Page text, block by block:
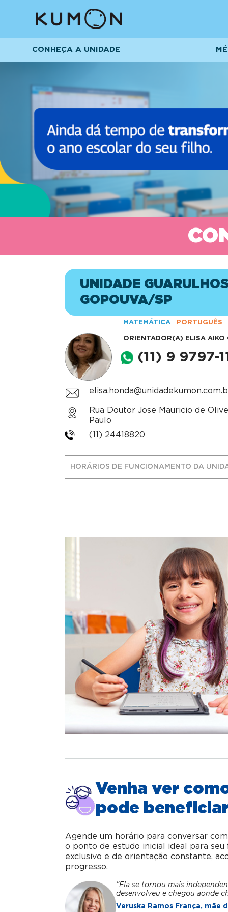
CONHEÇA A UNIDADE
UNIDADE
GOPOUVA/SP
MATEMÁTICA PORTUGUÊS
ORIENTADOR(A) ELISA AIKO
(11) 9 9797-
Rua Doutor Jose Mauricio de
Paulo
(11) 24418820
HORÁRIOS DE FUNCIONAMENTO DA
Venha ver
pode
Agende um horário para conversar
o ponto de estudo inicial ideal para
exclusivo e de orientação constante,
progresso.
"Ela se tornou mais
desenvolveu e chegou aonde
Veruska Ramos França, mãe